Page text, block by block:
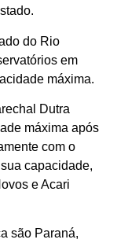
do Rio
em
máxima.
Dutra
máxima após
com o
capacidade,
e Acari
são Paraná,